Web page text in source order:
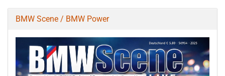
BMW Scene / BMW Power